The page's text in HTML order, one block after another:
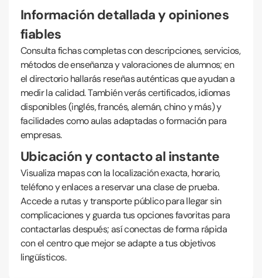
Información detallada y opiniones
fiables
Consulta fichas completas con descripciones, servicios,
métodos de enseñanza y valoraciones de alumnos; en
el directorio hallarás reseñas auténticas que ayudan a
medir la calidad. También verás certificados, idiomas
disponibles (inglés, francés, alemán, chino y más) y
facilidades como aulas adaptadas o formación para
empresas.
Ubicación y contacto al instante
Visualiza mapas con la localización exacta, horario,
teléfono y enlaces a reservar una clase de prueba.
Accede a rutas y transporte público para llegar sin
complicaciones y guarda tus opciones favoritas para
contactarlas después; así conectas de forma rápida
con el centro que mejor se adapte a tus objetivos
lingüísticos.